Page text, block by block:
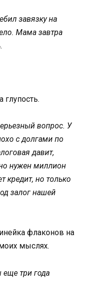
завязку на
Мама завтра
глупость.
вопрос. У
с долгами по
давит,
нужен миллион
кредит, но только
залог нашей
флаконов на
мыслях.
три года